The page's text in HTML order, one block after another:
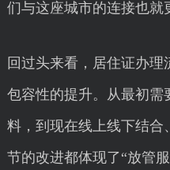
们与这座城市的连接也就
回过头来看，居住证办
包容性的提升。从最初需
料，到现在线上线下结合
节的改进都体现了“放管